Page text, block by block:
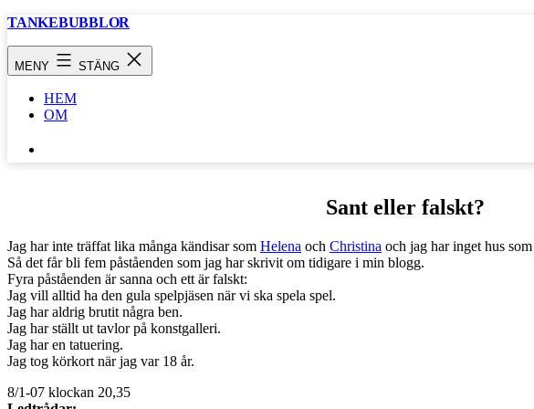
Hoppa
TANKEBUBBLOR
MENY STÄNG
HEM
OM
…
Sant eller falskt?
Jag har inte träffat lika många kändisar som Helena och Christina och jag har inget hus som
Så det får bli fem påståenden som jag har skrivit om tidigare i min blogg.
Fyra påståenden är sanna och ett är falskt:
Jag vill alltid ha den gula spelpjäsen när vi ska spela spel.
Jag har aldrig brutit några ben.
Jag har ställt ut tavlor på konstgalleri.
Jag har en tatuering.
Jag tog körkort när jag var 18 år.
8/1-07 klockan 20,35